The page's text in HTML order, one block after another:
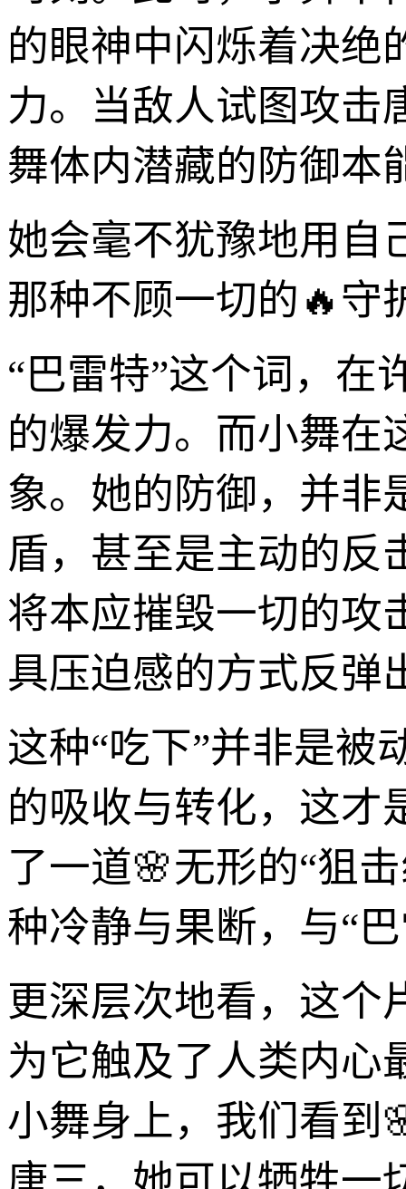
的眼神中闪烁着决绝
力。当敌人试图攻击
舞体内潜藏的防御本
她会毫不犹豫地用自
那种不顾一切的🔥守
“巴雷特”这个词，在
的爆发力。而小舞在
象。她的防御，并非
盾，甚至是主动的反
将本应摧毁一切的攻
具压迫感的方式反弹
这种“吃下”并非是被
的吸收与转化，这才
了一道🌸无形的“狙
种冷静与果断，与“
更深层次地看，这个
为它触及了人类内
小舞身上，我们看到